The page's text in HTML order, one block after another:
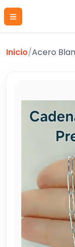
Inicio/Acero